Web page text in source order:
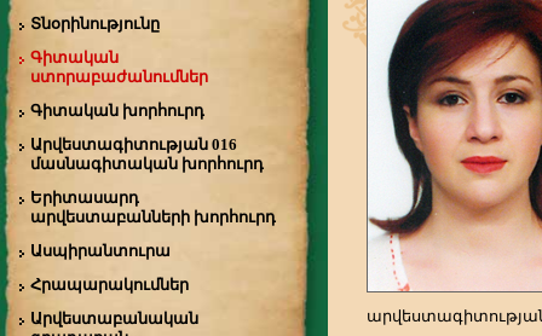
Տնօրինությունը
Գիտական
ստորաբաժանումներ
Գիտական խորհուրդ
Արվեստագիտության 016
մասնագիտական խորհուրդ
Երիտասարդ
արվեստաբանների խորհուրդ
Ասպիրանտուրա
Հրապարակումներ
Արվեստաբանական